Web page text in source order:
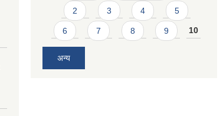
2 3 4 5
6 7 8 9 10
अन्य